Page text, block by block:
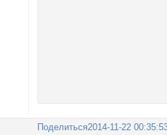
Поделиться2014-11-22